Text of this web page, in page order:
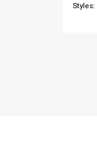
Styles: